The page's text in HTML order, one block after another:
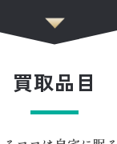
買取品目